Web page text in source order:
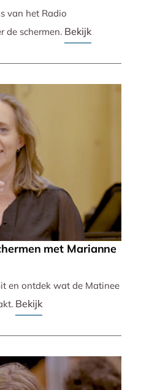
van het Radio
de schermen. Bekijk
met Marianne
en ontdek wat de Matinee
Bekijk